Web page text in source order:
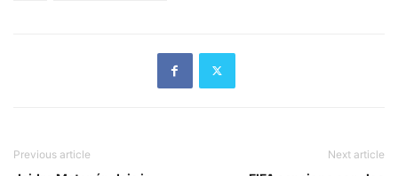
Previous article Next article